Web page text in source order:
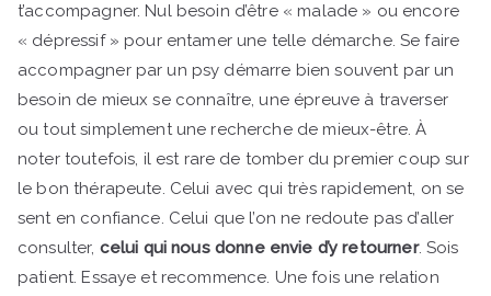
t’accompagner. Nul besoin d’être « malade » ou encore
« dépressif » pour entamer une telle démarche. Se faire
accompagner par un psy démarre bien souvent par un
besoin de mieux se connaître, une épreuve à traverser
ou tout simplement une recherche de mieux-être. À
noter toutefois, il est rare de tomber du premier coup sur
le bon thérapeute. Celui avec qui très rapidement, on se
sent en confiance. Celui que l’on ne redoute pas d’aller
consulter, celui qui nous donne envie d’y retourner. Sois
patient. Essaye et recommence. Une fois une relation